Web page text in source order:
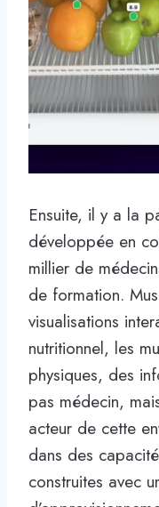
Ensuite, il y a la
développée en
millier de
de formation.
visualisations
nutritionnel, les
physiques, des
pas médecin,
acteur de cette
dans des
construites avec